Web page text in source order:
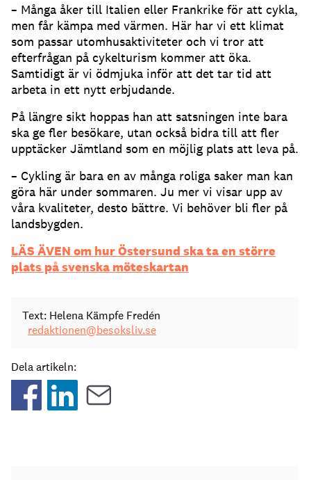
– Många åker till Italien eller Frankrike för att cykla,
men får kämpa med värmen. Här har vi ett klimat
som passar utomhusaktiviteter och vi tror att
efterfrågan på cykelturism kommer att öka.
Samtidigt är vi ödmjuka inför att det tar tid att
arbeta in ett nytt erbjudande.
På längre sikt hoppas han att satsningen inte bara
ska ge fler besökare, utan också bidra till att fler
upptäcker Jämtland som en möjlig plats att leva på.
– Cykling är bara en av många roliga saker man kan
göra här under sommaren. Ju mer vi visar upp av
våra kvaliteter, desto bättre. Vi behöver bli fler på
landsbygden.
LÄS ÄVEN om hur Östersund ska ta en större
plats på svenska möteskartan
Text: Helena Kämpfe Fredén
redaktionen@besoksliv.se
Dela artikeln: